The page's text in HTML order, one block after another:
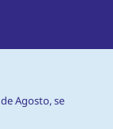
Agosto, se